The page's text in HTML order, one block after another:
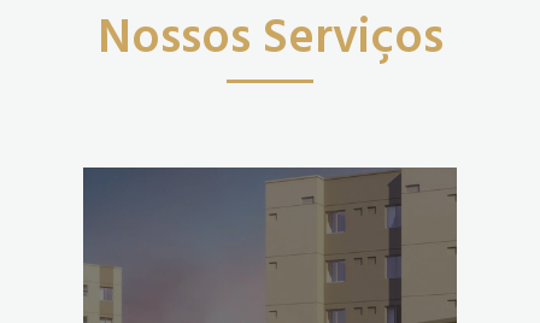
Nossos Serviços